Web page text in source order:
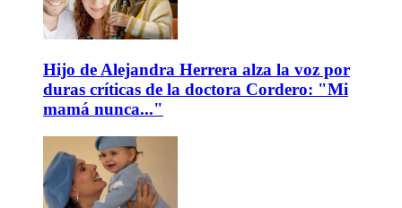
Hijo de Alejandra Herrera alza la voz por
duras críticas de la doctora Cordero: "Mi
mamá nunca..."